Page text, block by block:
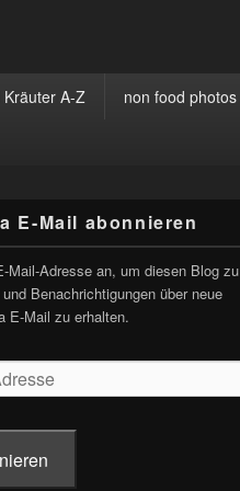
A-Z non food photos
E-Mail abonnieren
Mail-Adresse an, um diesen Blog zu
Benachrichtigungen über neue
E-Mail zu erhalten.